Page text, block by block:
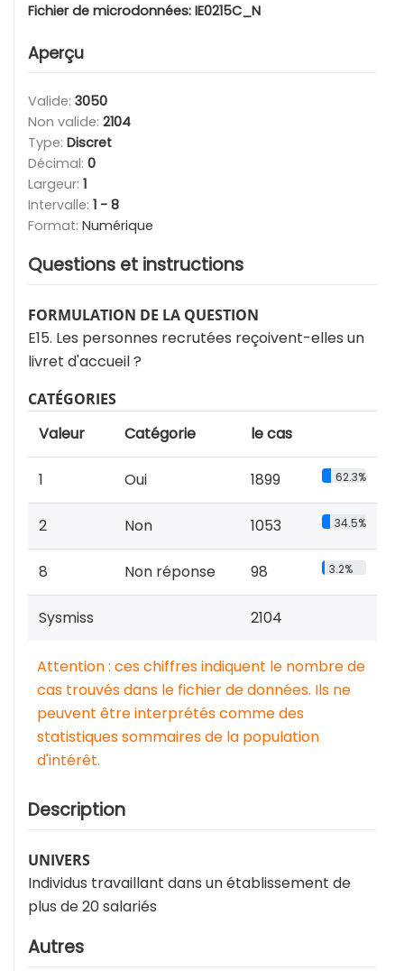
Fichier de microdonnées: IE0215C_N
Aperçu
Valide: 3050
Non valide: 2104
Type: Discret
Décimal: 0
Largeur: 1
Intervalle: 1 - 8
Format: Numérique
Questions et instructions
FORMULATION DE LA QUESTION
E15. Les personnes recrutées reçoivent-elles un
livret d'accueil ?
CATÉGORIES
Valeur Catégorie le cas
1 Oui 1899 62.3%
2 Non 1053 34.5%
8 Non réponse 98 3.2%
Sysmiss 2104
Attention : ces chiffres indiquent le nombre de
cas trouvés dans le fichier de données. Ils ne
peuvent être interprétés comme des
statistiques sommaires de la population
d'intérêt.
Description
UNIVERS
Individus travaillant dans un établissement de
plus de 20 salariés
Autres